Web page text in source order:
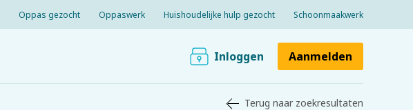
Oppas gezocht Oppaswerk Huishoudelijke hulp gezocht Schoonmaakwerk
Inloggen Aanmelden
Terug naar zoekresultaten